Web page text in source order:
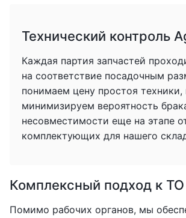
Технический контроль
Каждая партия запчастей
на соответствие посадочным
понимаем цену простоя техники,
минимизируем вероятность
несовместимости еще на этапе
комплектующих для нашего
Комплексный подход к ТО
Помимо рабочих органов, мы